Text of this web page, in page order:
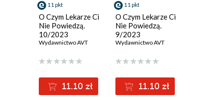
11 pkt
O Czym Lekarze Ci
Nie Powiedzą.
10/2023
Wydawnictwo AVT
11.10 zł
11 pkt
O Czym Lekarze Ci
Nie Powiedzą.
9/2023
Wydawnictwo AVT
11.10 zł